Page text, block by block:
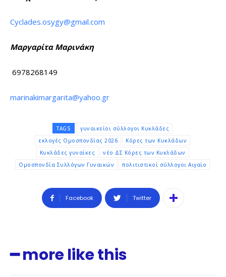
Cyclades.osygy@gmail.com
Μαργαρίτα Μαρινάκη
6978268149
marinakimargarita@yahoo.gr
TAGS
γυναικείοι σύλλογοι Κυκλάδες
εκλογές Ομοσπονδίας 2026
Κόρες των Κυκλάδων
Κυκλάδες γυναίκες
νέο ΔΣ Κόρες των Κυκλάδων
Ομοσπονδία Συλλόγων Γυναικών
πολιτιστικοί σύλλογοι Αιγαίο
Facebook Twitter
━ more like this